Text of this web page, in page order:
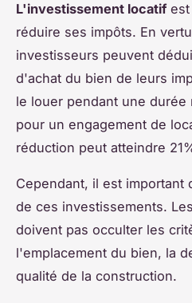
L'investissement locatifest
réduire ses impôts. En
investisseurs peuvent
d'achat du bien de leurs
le louer pendant une durée
pour un engagement de
réduction peut atteindre
Cependant, il est important
de ces investissements.
doivent pas occulter les
l'emplacement du bien, la
qualité de la construction.